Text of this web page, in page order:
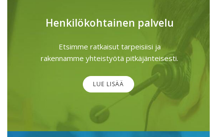
Henkilökohtainen palvelu
Etsimme ratkaisut tarpeisiisi ja
rakennamme yhteistyötä pitkäjänteisesti.
LUE LISÄÄ